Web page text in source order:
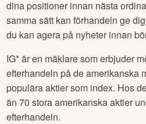
dina positioner innan nästa
samma sätt kan förhandeln ge
du kan agera på nyheter innan
IG* är en mäklare som erbjuder
efterhandeln på de amerikanska
populära aktier som index. Hos
än 70 stora amerikanska aktier
efterhandeln.